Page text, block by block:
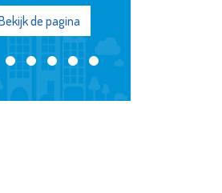
Bekijk de pagina